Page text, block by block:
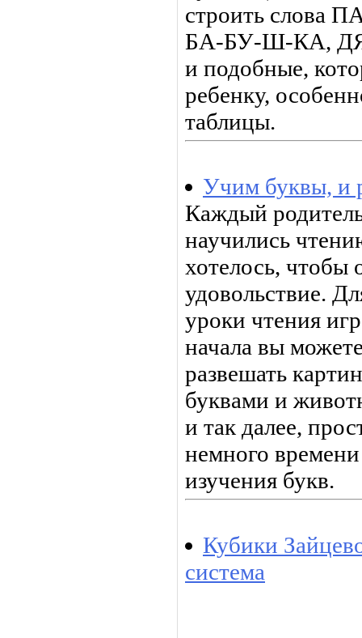
строить
БА-БУ-Ш-КА,
и подобные,
ребенку,
таблицы.
Учим буквы, и
Каждый
научились
хотелось, чтобы
удовольствие.
уроки чтения
начала вы
развешать
буквами и
и так далее,
немного
изучения букв.
Кубики
система